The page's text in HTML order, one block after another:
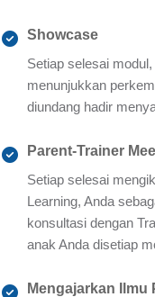
Showcase
Setiap selesai
menunjukkan
diundang hadir
Parent-Trainer
Setiap selesai
Learning, Anda
konsultasi dengan
anak Anda disetiap
Mengajarkan